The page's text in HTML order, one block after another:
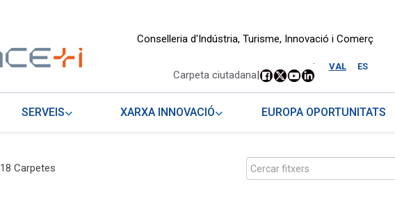
Conselleria d'Indústria, Turisme, Innovació i Comerç
VAL ES
.
Carpeta ciutadana|
SERVEIS XARXA INNOVACIÓ EUROPA OPORTUNITATS
18 Carpetes